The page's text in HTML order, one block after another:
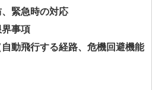
緊急時の対応
事項
動飛行する経路、危機回避機能